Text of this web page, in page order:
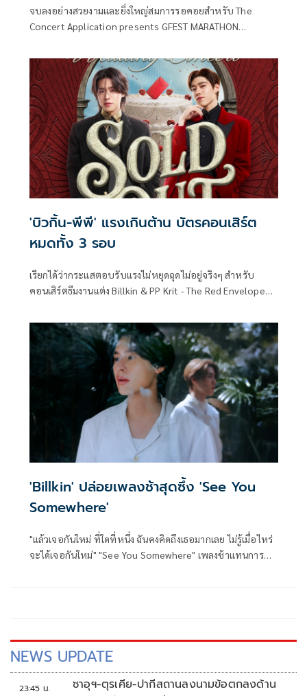
จบลงอย่างสวยงามและยิ่งใหญ่สมการรอคอยสำหรับ The
Concert Application presents GFEST MARATHON
มืออาชีพ GFEST ภายใต้ GMM SHOW ที่ทุ่มพลังสร้างสรรค์
ตลอด 2 วันเต็ม
'บิวกิ้น-พีพี' แรงเกินต้าน บัตรคอนเสิร์ต
หมดทั้ง 3 รอบ
เรียกได้ว่ากระแสตอบรับแรงไม่หยุดฉุดไม่อยู่จริงๆ สำหรับ
คอนเสิร์ตธีมงานแต่ง Billkin & PP Krit - The Red Envelope
พงศ์ อัสสรัตนกุล และ พีพี-กฤษฏ์ อำนวยเดชกร ที่ฟีดแบ็กมา
แรงเกินต้าน
'Billkin' ปล่อยเพลงช้าสุดซึ้ง 'See You
Somewhere'
"แล้วเจอกันใหม่ ที่ใดที่หนึ่ง ฉันคงคิดถึงเธอมากเลย ไม่รู้เมื่อไหร่
จะได้เจอกันใหม่" "See You Somewhere" เพลงช้าแทนการ
NEWS UPDATE
23:45 น.
ซาอุฯ-ตุรเคีย-ปากีสถานลงนามข้อตกลงด้าน